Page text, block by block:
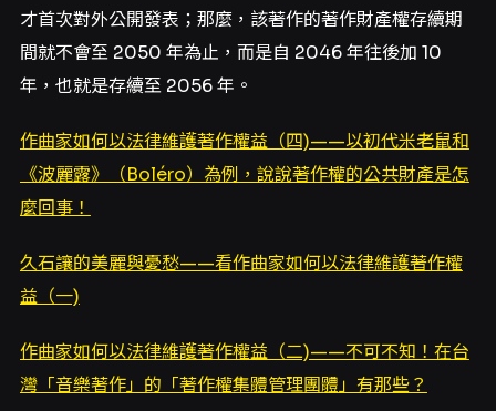
才首次對外公開發表；那麼，該著作的著作財產權存續期
間就不會至 2050 年為止，而是自 2046 年往後加 10
年，也就是存續至 2056 年。
作曲家如何以法律維護著作權益（四)——以初代米老鼠和
《波麗露》（Boléro）為例，說說著作權的公共財產是怎
麼回事！
久石讓的美麗與憂愁——看作曲家如何以法律維護著作權
益（一)
作曲家如何以法律維護著作權益（二)——不可不知！在台
灣「音樂著作」的「著作權集體管理團體」有那些？